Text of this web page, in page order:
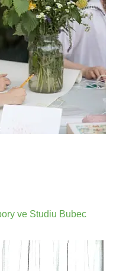
ve Studiu Bubec